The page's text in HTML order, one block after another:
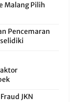
Malang Pilih
Pencemaran
JKN